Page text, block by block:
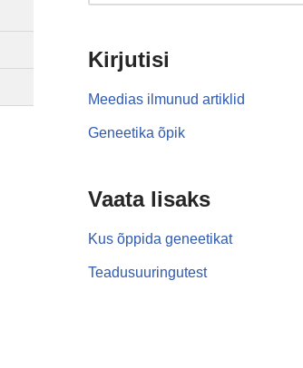
Kirjutisi
Meedias ilmunud artiklid
Geneetika õpik
Vaata lisaks
Kus õppida geneetikat
Teadusuuringutest